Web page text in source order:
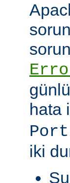
hata
iki